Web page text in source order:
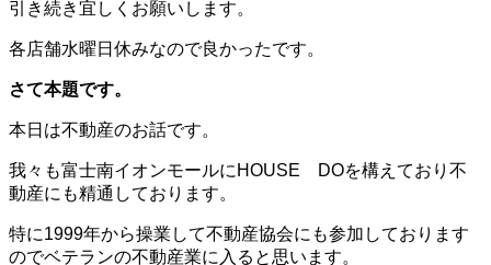
引き続き宜しくお願いします。
各店舗水曜日休みなので良かったです。
さて本題です。
本日は不動産のお話です。
我々も富士南イオンモールにHOUSE DOを構えており不
動産にも精通しております。
特に1999年から操業して不動産協会にも参加しております
のでベテランの不動産業に入ると思います。